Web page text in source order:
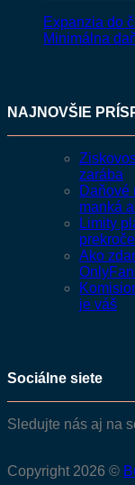
Expanzia do
Minimálna
NAJNOVŠIE
zarába
Daňové
manká
Limity
Ako
je váš
Sociálne siete
Sledujte nás aj na
Copyright 2026 ©